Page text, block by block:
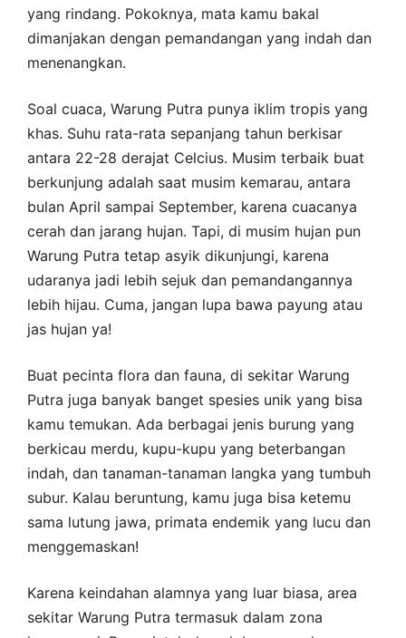
yang rindang. Pokoknya, mata kamu bakal
dimanjakan dengan pemandangan yang indah dan
menenangkan.
Soal cuaca, Warung Putra punya iklim tropis yang
khas. Suhu rata-rata sepanjang tahun berkisar
antara 22-28 derajat Celcius. Musim terbaik buat
berkunjung adalah saat musim kemarau, antara
bulan April sampai September, karena cuacanya
cerah dan jarang hujan. Tapi, di musim hujan pun
Warung Putra tetap asyik dikunjungi, karena
udaranya jadi lebih sejuk dan pemandangannya
lebih hijau. Cuma, jangan lupa bawa payung atau
jas hujan ya!
Buat pecinta flora dan fauna, di sekitar Warung
Putra juga banyak banget spesies unik yang bisa
kamu temukan. Ada berbagai jenis burung yang
berkicau merdu, kupu-kupu yang beterbangan
indah, dan tanaman-tanaman langka yang tumbuh
subur. Kalau beruntung, kamu juga bisa ketemu
sama lutung jawa, primata endemik yang lucu dan
menggemaskan!
Karena keindahan alamnya yang luar biasa, area
sekitar Warung Putra termasuk dalam zona